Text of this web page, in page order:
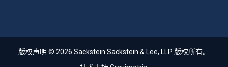
版权声明 © 2026 Sackstein Sackstein & Lee, LLP 版权所有。